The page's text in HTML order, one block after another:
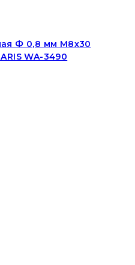
Ф 0,8 мм M8х30
WA-3490